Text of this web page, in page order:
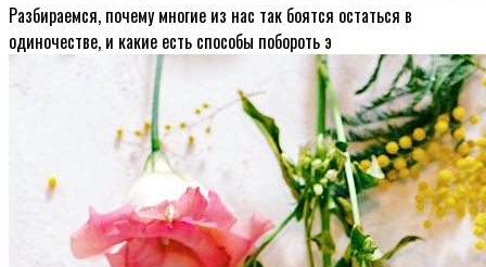
Разбираемся, почему многие из нас так боятся остаться в
одиночестве, и какие есть способы побороть э